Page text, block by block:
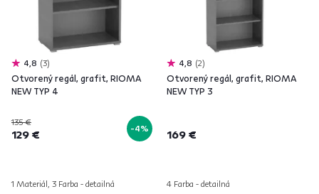
4,8 3
Otvorený regál, grafit, RIOMA
NEW TYP 4
135 €
129 € -4%
1 Materiál, 3 Farba - detailná
4,8 2
Otvorený regál, grafit, RIOMA
NEW TYP 3
169 €
4 Farba - detailná